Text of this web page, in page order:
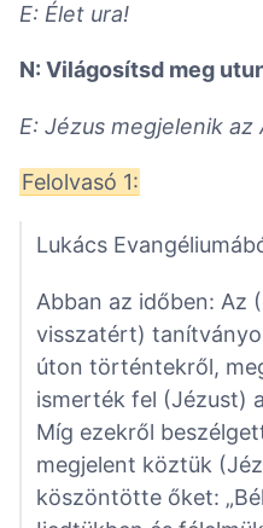
E: Élet ura!
N: Világosítsd meg
E: Jézus megjelenik az
Felolvasó 1:
Lukács
Abban az időben: Az
visszatért)
úton történtekről,
ismerték fel (Jézust)
Míg ezekről
megjelent köztük
köszöntötte őket: